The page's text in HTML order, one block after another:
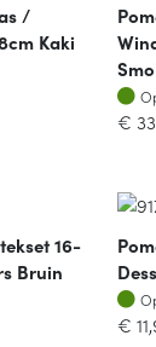
/
Kaki
€
16-
Bruin
€